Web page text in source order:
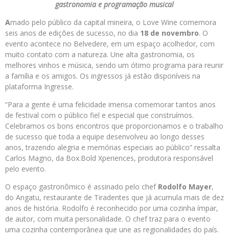
gastronomia e programação musical
Amado pelo público da capital mineira, o Love Wine comemora
seis anos de edições de sucesso, no dia 18 de novembro. O
evento acontece no Belvedere, em um espaço acolhedor, com
muito contato com a natureza. Une alta gastronomia, os
melhores vinhos e música, sendo um ótimo programa para reunir
a família e os amigos. Os ingressos já estão disponíveis na
plataforma Ingresse.
“Para a gente é uma felicidade imensa comemorar tantos anos
de festival com o público fiel e especial que construímos.
Celebramos os bons encontros que proporcionamos e o trabalho
de sucesso que toda a equipe desenvolveu ao longo desses
anos, trazendo alegria e memórias especiais ao público” ressalta
Carlos Magno, da Box.Bold Xperiences, produtora responsável
pelo evento.
O espaço gastronômico é assinado pelo chef Rodolfo Mayer,
do Angatu, restaurante de Tiradentes que já acumula mais de dez
anos de história. Rodolfo é reconhecido por uma cozinha ímpar,
de autor, com muita personalidade. O chef traz para o evento
uma cozinha contemporânea que une as regionalidades do país.